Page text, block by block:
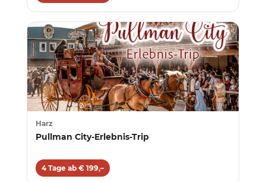
Harz
Pullman City-Erlebnis-Trip
4 Tage ab € 199,–